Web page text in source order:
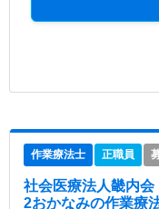
作業療法士 正職員
社会医療法人畿内
2おかなみの作業療